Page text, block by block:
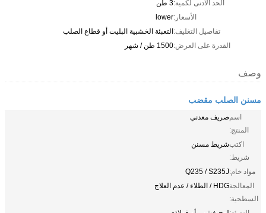
الحد الأدنى لكمية:3 طن
الأسعار:lower
تفاصيل التغليف:التعبئة الخشبية البليت أو قطاع الصلب
القدرة على العرض:1500 طن / شهر
وصف
مسنن الصلب مقضب
اسم
المنتج:
صريف معدني
اكتب
شريط:
شريط مسنن
مواد خام:Q235 / S235J
المعالجة
السطحية:
HDG / الطلاء / عدم العلاج